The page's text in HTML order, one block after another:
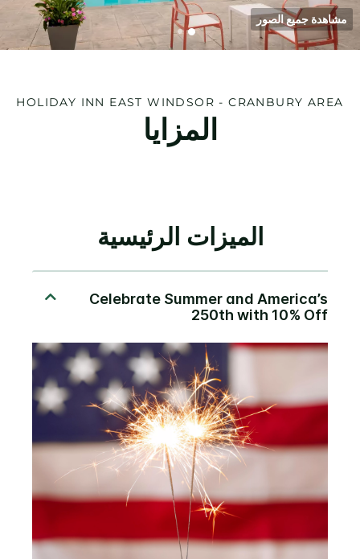
مشاهدة جميع الصور
HOLIDAY INN EAST WINDSOR - CRANBURY AREA
المزايا
الميزات الرئيسية